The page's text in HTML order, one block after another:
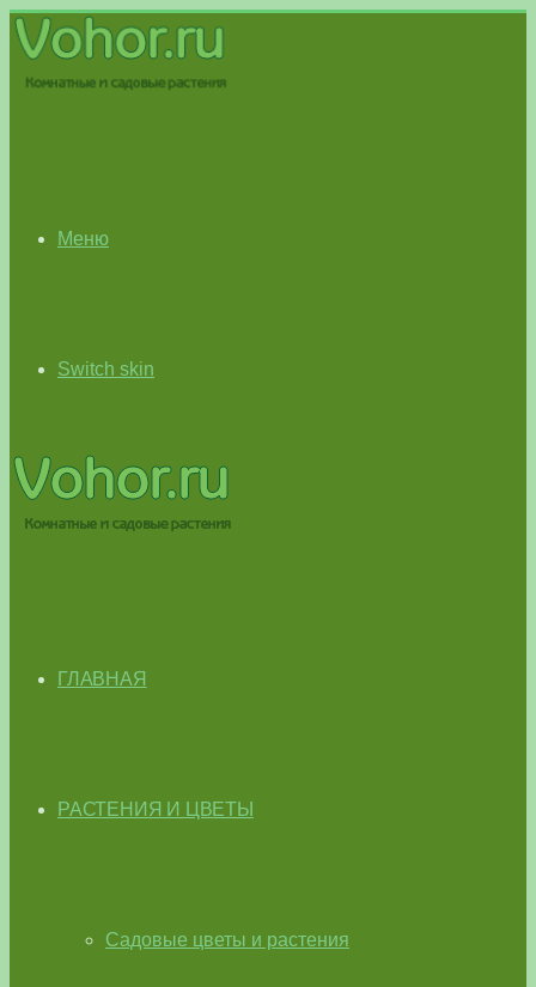
Меню
Switch skin
ГЛАВНАЯ
РАСТЕНИЯ И ЦВЕТЫ
Садовые цветы и растения